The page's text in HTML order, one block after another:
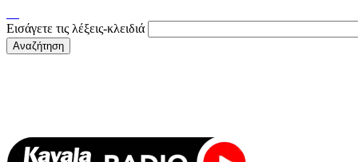
Εισάγετε τις λέξεις-κλειδιά